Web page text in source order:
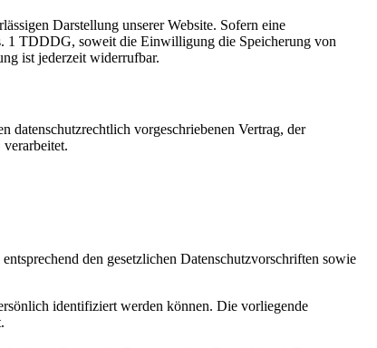
Darstellung unserer Website. Sofern eine
1 TDDDG, soweit die Einwilligung die Speicherung von
ist jederzeit widerrufbar.
datenschutzrechtlich vorgeschriebenen Vertrag, der
den gesetzlichen Datenschutzvorschriften sowie
identifiziert werden können. Die vorliegende